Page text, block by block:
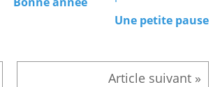
Une petite pause